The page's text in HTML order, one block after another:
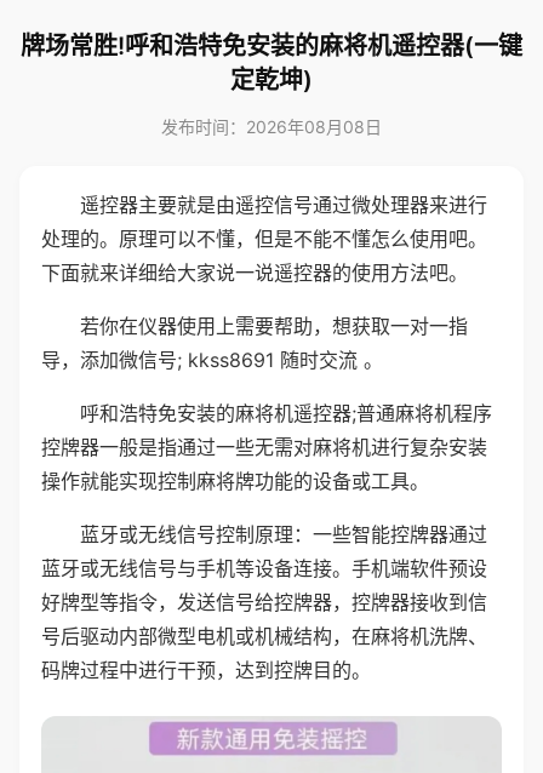
牌场常胜!呼和浩特免安装的麻将机遥控器(一键
定乾坤)
发布时间：2026年08月08日
遥控器主要就是由遥控信号通过微处理器来进行
处理的。原理可以不懂，但是不能不懂怎么使用吧。
下面就来详细给大家说一说遥控器的使用方法吧。
若你在仪器使用上需要帮助，想获取一对一指
导，添加微信号; kkss8691 随时交流 。
呼和浩特免安装的麻将机遥控器;普通麻将机程序
控牌器一般是指通过一些无需对麻将机进行复杂安装
操作就能实现控制麻将牌功能的设备或工具。
蓝牙或无线信号控制原理：一些智能控牌器通过
蓝牙或无线信号与手机等设备连接。手机端软件预设
好牌型等指令，发送信号给控牌器，控牌器接收到信
号后驱动内部微型电机或机械结构，在麻将机洗牌、
码牌过程中进行干预，达到控牌目的。